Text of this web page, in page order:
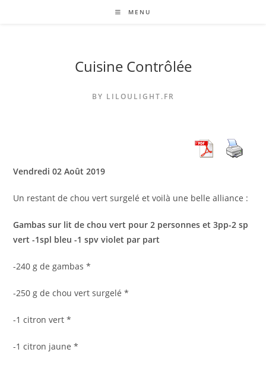
MENU
Cuisine Contrôlée
BY LILOULIGHT.FR
Vendredi 02 Août 2019
Un restant de chou vert surgelé et voilà une belle alliance :
Gambas sur lit de chou vert pour 2 personnes et 3pp-2 sp
vert -1spl bleu -1 spv violet par part
-240 g de gambas *
-250 g de chou vert surgelé *
-1 citron vert *
-1 citron jaune *